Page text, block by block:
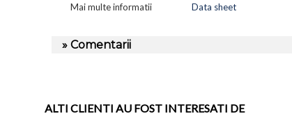
Mai multe informatii
Data sheet
» Comentarii
ALTI CLIENTI AU FOST INTERESATI DE